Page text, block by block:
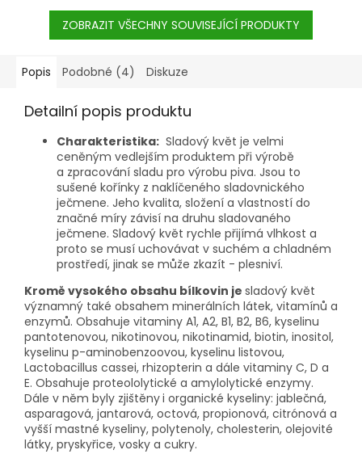
(starší a hubení koně).
ZOBRAZIT VŠECHNY SOUVISEJÍCÍ PRODUKTY
Popis Podobné (4) Diskuze
Detailní popis produktu
Charakteristika: Sladový květ je velmi
ceněným vedlejším produktem při výrobě
a zpracování sladu pro výrobu piva. Jsou to
sušené kořínky z naklíčeného sladovnického
ječmene. Jeho kvalita, složení a vlastností do
značné míry závisí na druhu sladovaného
ječmene. Sladový květ rychle přijímá vlhkost a
proto se musí uchovávat v suchém a chladném
prostředí, jinak se může zkazít - plesniví.
Kromě vysokého obsahu bílkovin je sladový květ
významný také obsahem minerálních látek, vitamínů a
enzymů. Obsahuje vitaminy A1, A2, B1, B2, B6, kyselinu
pantotenovou, nikotinovou, nikotinamid, biotin, inositol,
kyselinu p-aminobenzoovou, kyselinu listovou,
Lactobacillus cassei, rhizopterin a dále vitaminy C, D a
E. Obsahuje proteololytické a amylolytické enzymy.
Dále v něm byly zjištěnyi organické kyseliny: jablečná,
asparagová, jantarová, octová, propionová, citrónová a
vyšší mastné kyseliny, polytenoly, cholesterin, olejovité
látky, pryskyřice, vosky a cukry.